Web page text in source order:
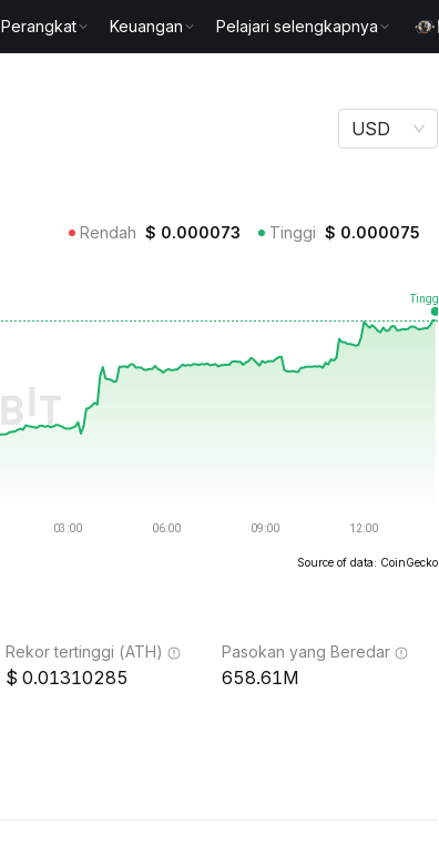
Perangkat Keuangan Pelajari selengkapnya
USD
Rendah $ 0.000073 Tinggi $ 0.000075
Source of data: CoinGecko
Rekor tertinggi (ATH)
0.01310285
Pasokan yang Beredar
658.61M